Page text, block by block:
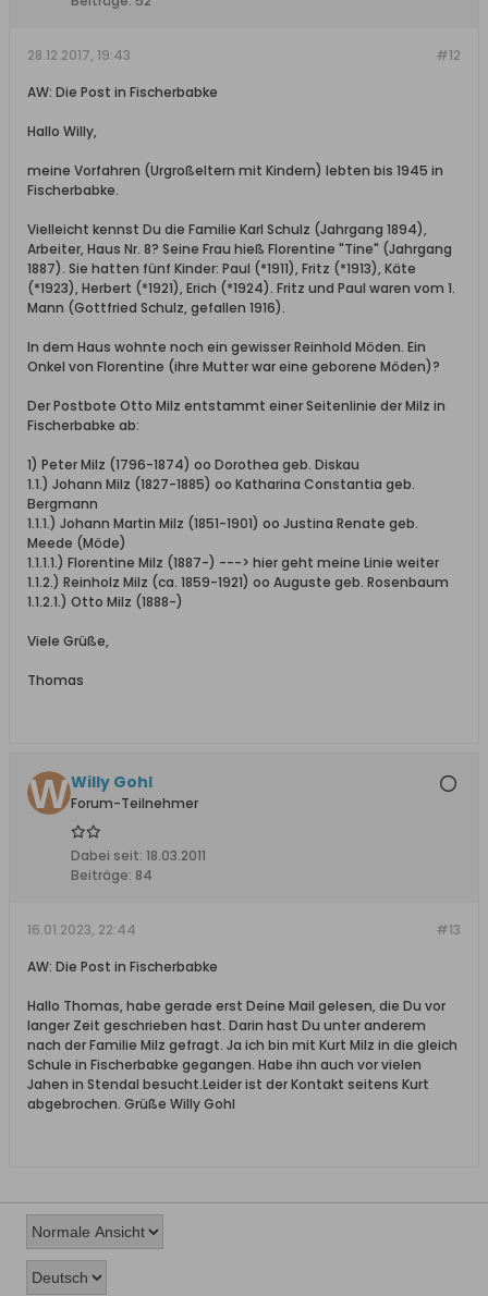
#12
28.12.2017, 19:43
AW: Die Post in Fischerbabke
Hallo Willy,
meine Vorfahren (Urgroßeltern mit Kindern) lebten bis 1945 in
Fischerbabke.
Vielleicht kennst Du die Familie Karl Schulz (Jahrgang 1894),
Arbeiter, Haus Nr. 8? Seine Frau hieß Florentine "Tine" (Jahrgang
1887). Sie hatten fünf Kinder: Paul (*1911), Fritz (*1913), Käte
(*1923), Herbert (*1921), Erich (*1924). Fritz und Paul waren vom 1.
Mann (Gottfried Schulz, gefallen 1916).
In dem Haus wohnte noch ein gewisser Reinhold Möden. Ein
Onkel von Florentine (ihre Mutter war eine geborene Möden)?
Der Postbote Otto Milz entstammt einer Seitenlinie der Milz in
Fischerbabke ab:
1) Peter Milz (1796-1874) oo Dorothea geb. Diskau
1.1.) Johann Milz (1827-1885) oo Katharina Constantia geb.
Bergmann
1.1.1.) Johann Martin Milz (1851-1901) oo Justina Renate geb.
Meede (Möde)
1.1.1.1.) Florentine Milz (1887-) ---> hier geht meine Linie weiter
1.1.2.) Reinholz Milz (ca. 1859-1921) oo Auguste geb. Rosenbaum
1.1.2.1.) Otto Milz (1888-)
Viele Grüße,
Thomas
Willy Gohl
Forum-Teilnehmer
Dabei seit: 18.03.2011
Beiträge: 84
#13
16.01.2023, 22:44
AW: Die Post in Fischerbabke
Hallo Thomas, habe gerade erst Deine Mail gelesen, die Du vor
langer Zeit geschrieben hast. Darin hast Du unter anderem
nach der Familie Milz gefragt. Ja ich bin mit Kurt Milz in die gleich
Schule in Fischerbabke gegangen. Habe ihn auch vor vielen
Jahen in Stendal besucht.Leider ist der Kontakt seitens Kurt
abgebrochen. Grüße Willy Gohl